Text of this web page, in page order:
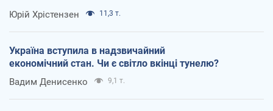
Юрій Хрістензен 11,3 т.
Україна вступила в надзвичайний
економічний стан. Чи є світло вкінці тунелю?
Вадим Денисенко 9,1 т.